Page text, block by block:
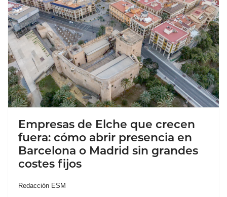
Empresas de Elche que crecen
fuera: cómo abrir presencia en
Barcelona o Madrid sin grandes
costes fijos
Redacción ESM